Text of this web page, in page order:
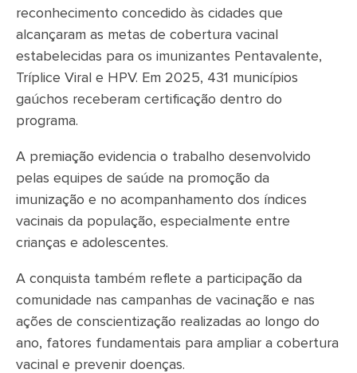
reconhecimento concedido às cidades que
alcançaram as metas de cobertura vacinal
estabelecidas para os imunizantes Pentavalente,
Tríplice Viral e HPV. Em 2025, 431 municípios
gaúchos receberam certificação dentro do
programa.
A premiação evidencia o trabalho desenvolvido
pelas equipes de saúde na promoção da
imunização e no acompanhamento dos índices
vacinais da população, especialmente entre
crianças e adolescentes.
A conquista também reflete a participação da
comunidade nas campanhas de vacinação e nas
ações de conscientização realizadas ao longo do
ano, fatores fundamentais para ampliar a cobertura
vacinal e prevenir doenças.